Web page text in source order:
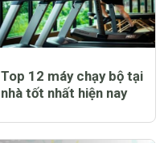
Top 12 máy chạy bộ tại
nhà tốt nhất hiện nay